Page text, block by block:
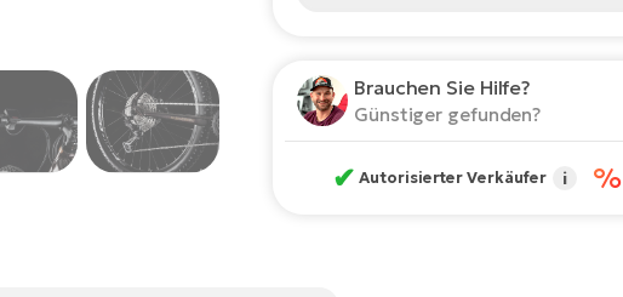
Brauchen Sie Hilfe?
Günstiger gefunden?
✔ Autorisierter Verkäufer i %